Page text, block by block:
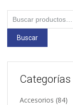
Buscar
por:
Buscar
Categorías
Accesorios (84)